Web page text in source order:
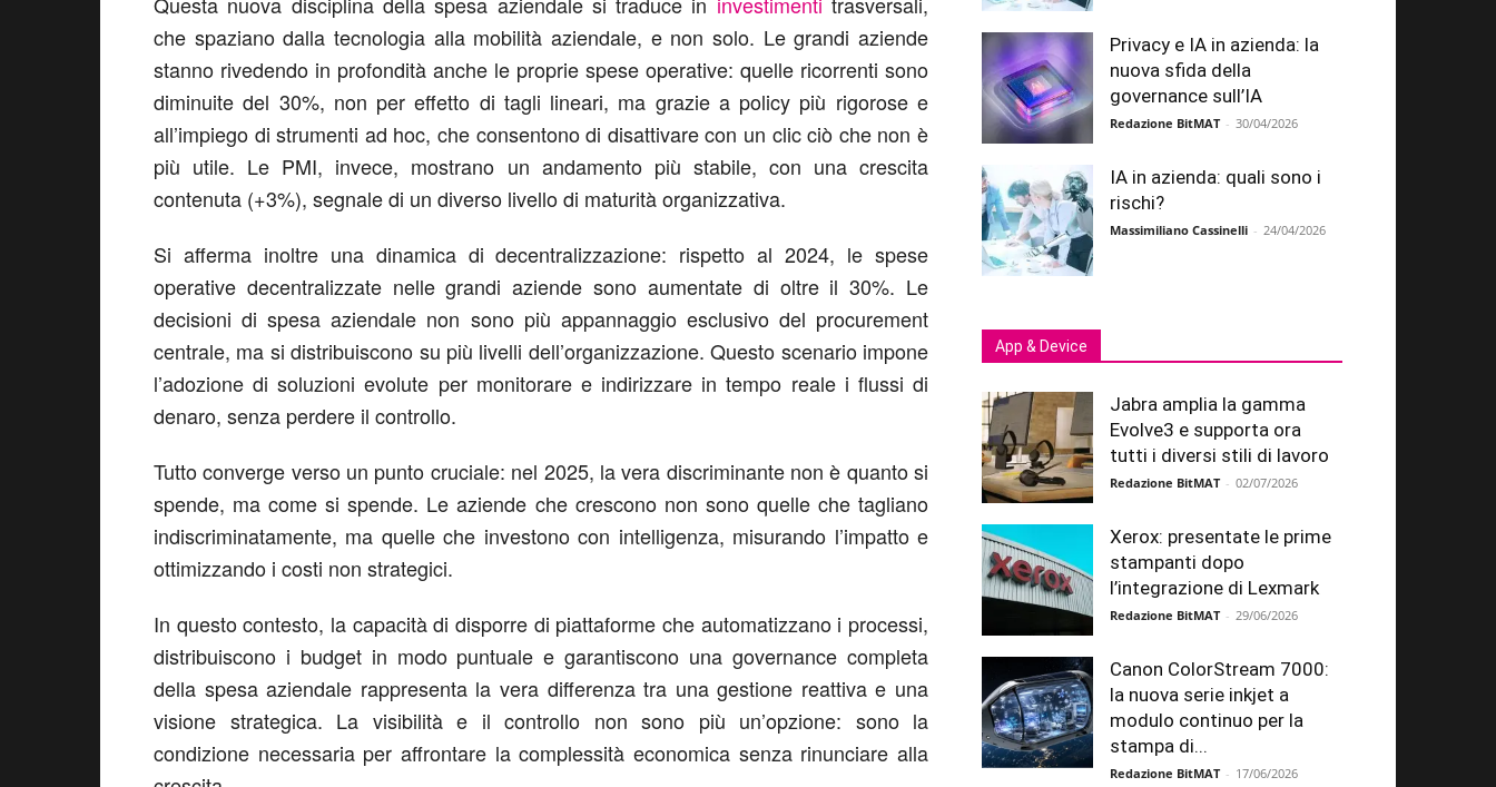
che spaziano dalla tecnologia alla mobilità aziendale, e non solo. Le grandi aziende
stanno rivedendo in profondità anche le proprie spese operative: quelle ricorrenti sono
diminuite del 30%, non per effetto di tagli lineari, ma grazie a policy più rigorose e
all’impiego di strumenti ad hoc, che consentono di disattivare con un clic ciò che non è
più utile. Le PMI, invece, mostrano un andamento più stabile, con una crescita
contenuta (+3%), segnale di un diverso livello di maturità organizzativa.
Si afferma inoltre una dinamica di decentralizzazione: rispetto al 2024, le spese
operative decentralizzate nelle grandi aziende sono aumentate di oltre il 30%. Le
decisioni di spesa aziendale non sono più appannaggio esclusivo del procurement
centrale, ma si distribuiscono su più livelli dell’organizzazione. Questo scenario impone
l’adozione di soluzioni evolute per monitorare e indirizzare in tempo reale i flussi di
denaro, senza perdere il controllo.
Tutto converge verso un punto cruciale: nel 2025, la vera discriminante non è quanto si
spende, ma come si spende. Le aziende che crescono non sono quelle che tagliano
indiscriminatamente, ma quelle che investono con intelligenza, misurando l’impatto e
ottimizzando i costi non strategici.
In questo contesto, la capacità di disporre di piattaforme che automatizzano i processi,
distribuiscono i budget in modo puntuale e garantiscono una governance completa
della spesa aziendale rappresenta la vera differenza tra una gestione reattiva e una
visione strategica. La visibilità e il controllo non sono più un’opzione: sono la
condizione necessaria per affrontare la complessità economica senza rinunciare alla
Privacy e IA in azienda: la
nuova sfida della
governance sull’IA
Redazione BitMAT - 30/04/2026
IA in azienda: quali sono i
rischi?
Massimiliano Cassinelli - 24/04/2026
App & Device
Jabra amplia la gamma
Evolve3 e supporta ora
tutti i diversi stili di lavoro
Redazione BitMAT - 02/07/2026
Xerox: presentate le prime
stampanti dopo
l’integrazione di Lexmark
Redazione BitMAT - 29/06/2026
Canon ColorStream 7000:
la nuova serie inkjet a
modulo continuo per la
stampa di...
Redazione BitMAT - 17/06/2026